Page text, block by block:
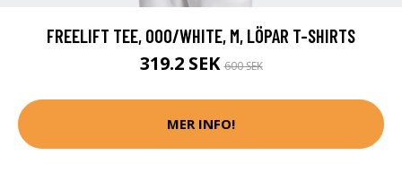
FREELIFT TEE, 000/WHITE, M, LÖPAR T-SHIRTS
319.2 SEK600 SEK
MER INFO!